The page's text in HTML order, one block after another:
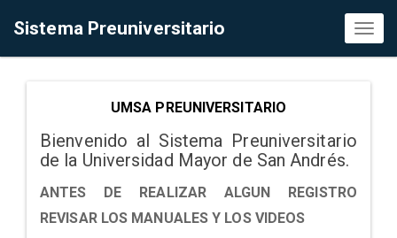
Sistema Preuniversitario
UMSA PREUNIVERSITARIO
Bienvenido al Sistema Preuniversitario
de la Universidad Mayor de San Andrés.
ANTES DE REALIZAR ALGUN REGISTRO
REVISAR LOS MANUALES Y LOS VIDEOS